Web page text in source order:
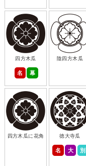
四方木瓜
名 幕
陰四方木瓜
四方木瓜に花角 徳大寺瓜
名 大 別